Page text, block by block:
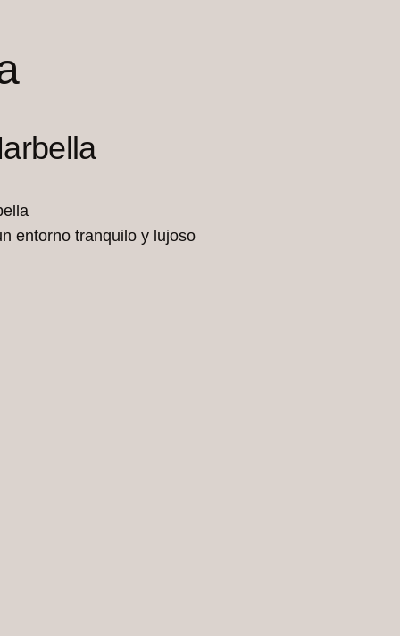
entorno tranquilo y lujoso